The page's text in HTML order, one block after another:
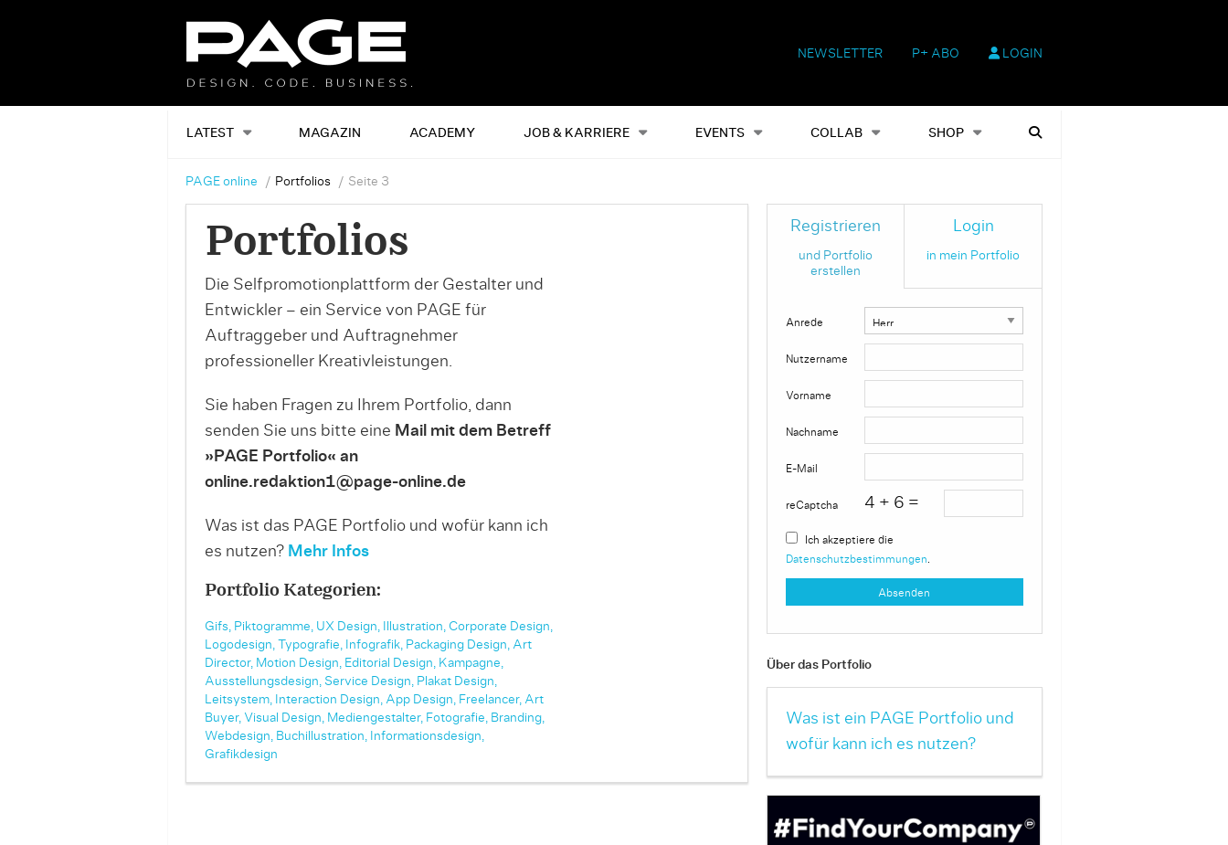
NEWSLETTER P+ ABO LOGIN
LATEST MAGAZIN ACADEMY JOB & KARRIERE EVENTS COLLAB SHOP
Alles Events Shop Heftausgaben Suchen
PAGE online Portfolios Seite 3
Portfolios
Die Selfpromotionplattform der Gestalter und
Entwickler – ein Service von PAGE für
Auftraggeber und Auftragnehmer
professioneller Kreativleistungen.
Sie haben Fragen zu Ihrem Portfolio, dann
senden Sie uns bitte eine Mail mit dem Betreff
»PAGE Portfolio« an
online.redaktion1@page-online.de
Was ist das PAGE Portfolio und wofür kann ich
es nutzen? Mehr Infos
Portfolio Kategorien:
Gifs, Piktogramme, UX Design, Illustration, Corporate Design,
Logodesign,
Typografie, Infografik, Packaging Design, Art
Director, Motion Design, Editorial Design, Kampagne,
Ausstellungsdesign, Service Design, Plakat Design,
Leitsystem,
Interaction Design, App Design, Freelancer, Art
Buyer, Visual Design, Mediengestalter, Fotografie, Branding,
Webdesign, Buchillustration,
Informationsdesign,
Grafikdesign
Registrieren
und Portfolio
erstellen
Login
in mein Portfolio
Anrede
Nutzername
Vorname
Nachname
E-Mail
reCaptcha 4 + 6 =
Ich akzeptiere die
Datenschutzbestimmungen
Über das Portfolio
Was ist ein PAGE Portfolio und
wofür kann ich es nutzen?